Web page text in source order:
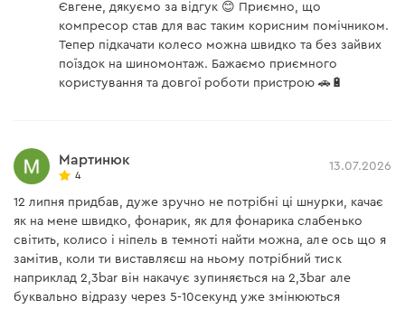
Євгене, дякуємо за відгук 😊 Приємно, що
компресор став для вас таким корисним помічником.
Тепер підкачати колесо можна швидко та без зайвих
поїздок на шиномонтаж. Бажаємо приємного
користування та довгої роботи пристрою 🚗🔋
Мартинюк
4
13.07.2026
12 липня придбав, дуже зручно не потрібні ці шнурки, качає
як на мене швидко, фонарик, як для фонарика слабенько
світить, колисо і ніпель в темноті найти можна, але ось що я
замітив, коли ти виставляєш на ньому потрібний тиск
наприклад 2,3bar він накачує зупиняється на 2,3bar але
буквально відразу через 5-10секунд уже змінюються